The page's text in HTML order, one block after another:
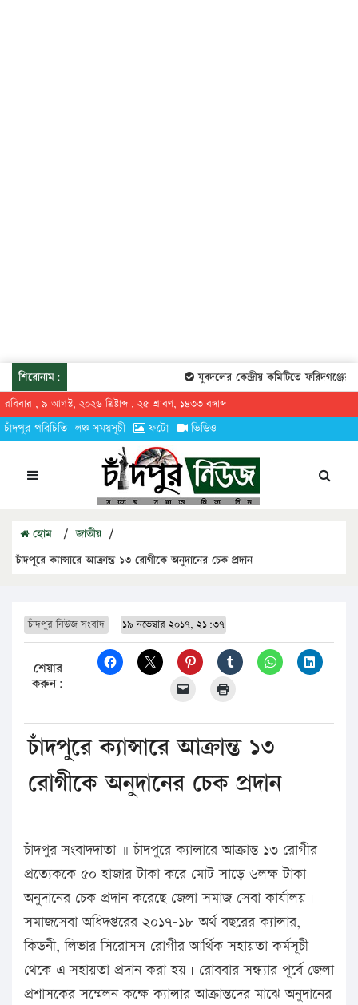
শিরোনাম: যুবদলের কেন্দ্রীয় কমিটিতে ফরিদগঞ্জের
রবিবার , ৯ আগস্ট, ২০২৬ খ্রিষ্টাব্দ , ২৫ শ্রাবণ, ১৪৩৩ বঙ্গাব্দ
চাঁদপুর পরিচিতি লঞ্চ সময়সূচী ফটো ভিডিও
হোম / জাতীয় /
চাঁদপুরে ক্যান্সারে আক্রান্ত ১৩ রোগীকে অনুদানের চেক প্রদান
চাঁদপুর নিউজ সংবাদ ১৯ নভেম্বার ২০১৭, ২১:৩৭
শেয়ার
করুন:
চাঁদপুরে ক্যান্সারে আক্রান্ত ১৩
রোগীকে অনুদানের চেক প্রদান
চাঁদপুর সংবাদদাতা ॥ চাঁদপুরে ক্যান্সারে আক্রান্ত ১৩ রোগীর
প্রত্যেককে ৫০ হাজার টাকা করে মোট সাড়ে ৬লক্ষ টাকা
অনুদানের চেক প্রদান করেছে জেলা সমাজ সেবা কার্যালয়।
সমাজসেবা অধিদপ্তরের ২০১৭-১৮ অর্থ বছরের ক্যান্সার,
কিডনী, লিভার সিরোসস রোগীর আর্থিক সহায়তা কর্মসূচী
থেকে এ সহায়তা প্রদান করা হয়। রোববার সন্ধ্যার পূর্বে জেলা
প্রশাসকের সম্মেলন কক্ষে ক্যান্সার আক্রান্তদের মাঝে অনুদানের